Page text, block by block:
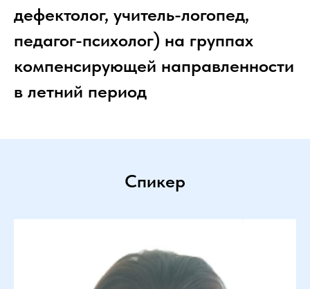
дефектолог, учитель-логопед,
педагог-психолог) на группах
компенсирующей направленности
в летний период
Спикер